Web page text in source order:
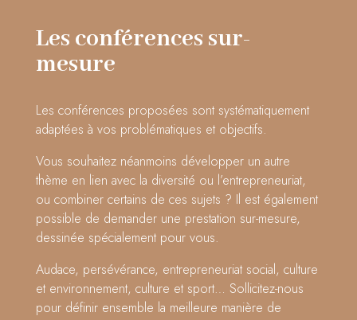
Les conférences sur-
mesure
Les conférences proposées sont systématiquement
adaptées à vos problématiques et objectifs.
Vous souhaitez néanmoins développer un autre
thème en lien avec la diversité ou l’entrepreneuriat,
ou combiner certains de ces sujets ? Il est également
possible de demander une prestation sur-mesure,
dessinée spécialement pour vous.
Audace, persévérance, entrepreneuriat social, culture
et environnement, culture et sport… Sollicitez-nous
pour définir ensemble la meilleure manière de